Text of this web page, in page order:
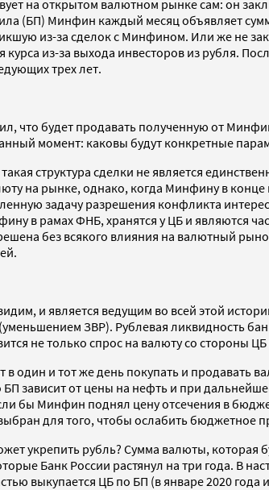
на открытом валютном рынке сам: он
(БП) Минфин каждый месяц объявляет
из-за сделок с Минфином. Или же не
из-за выхода инвесторов из рубля.
трех лет.
что будет продавать полученную от
момент: каковы будут конкретные
структура сделки не является
на рынке, однако, когда Минфину в
задачу разрешения конфликта
в рамах ФНБ, хранятся у ЦБ и являются
без всякого влияния на валютный
и является ведущим во всей этой
ЗВР). Рублевая ликвидность
не только спрос на валюту со стороны
в один и тот же день покупать и продавать
зависит от цены на нефть и при
бы Минфин поднял цену отсечения в
для того, чтобы ослабить бюджетное
укрепить рубль? Сумма валюты,
Банк России растянул на три года. В
выкупается ЦБ по БП (в январе 2020